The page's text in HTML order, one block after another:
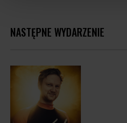
NASTĘPNE WYDARZENIE